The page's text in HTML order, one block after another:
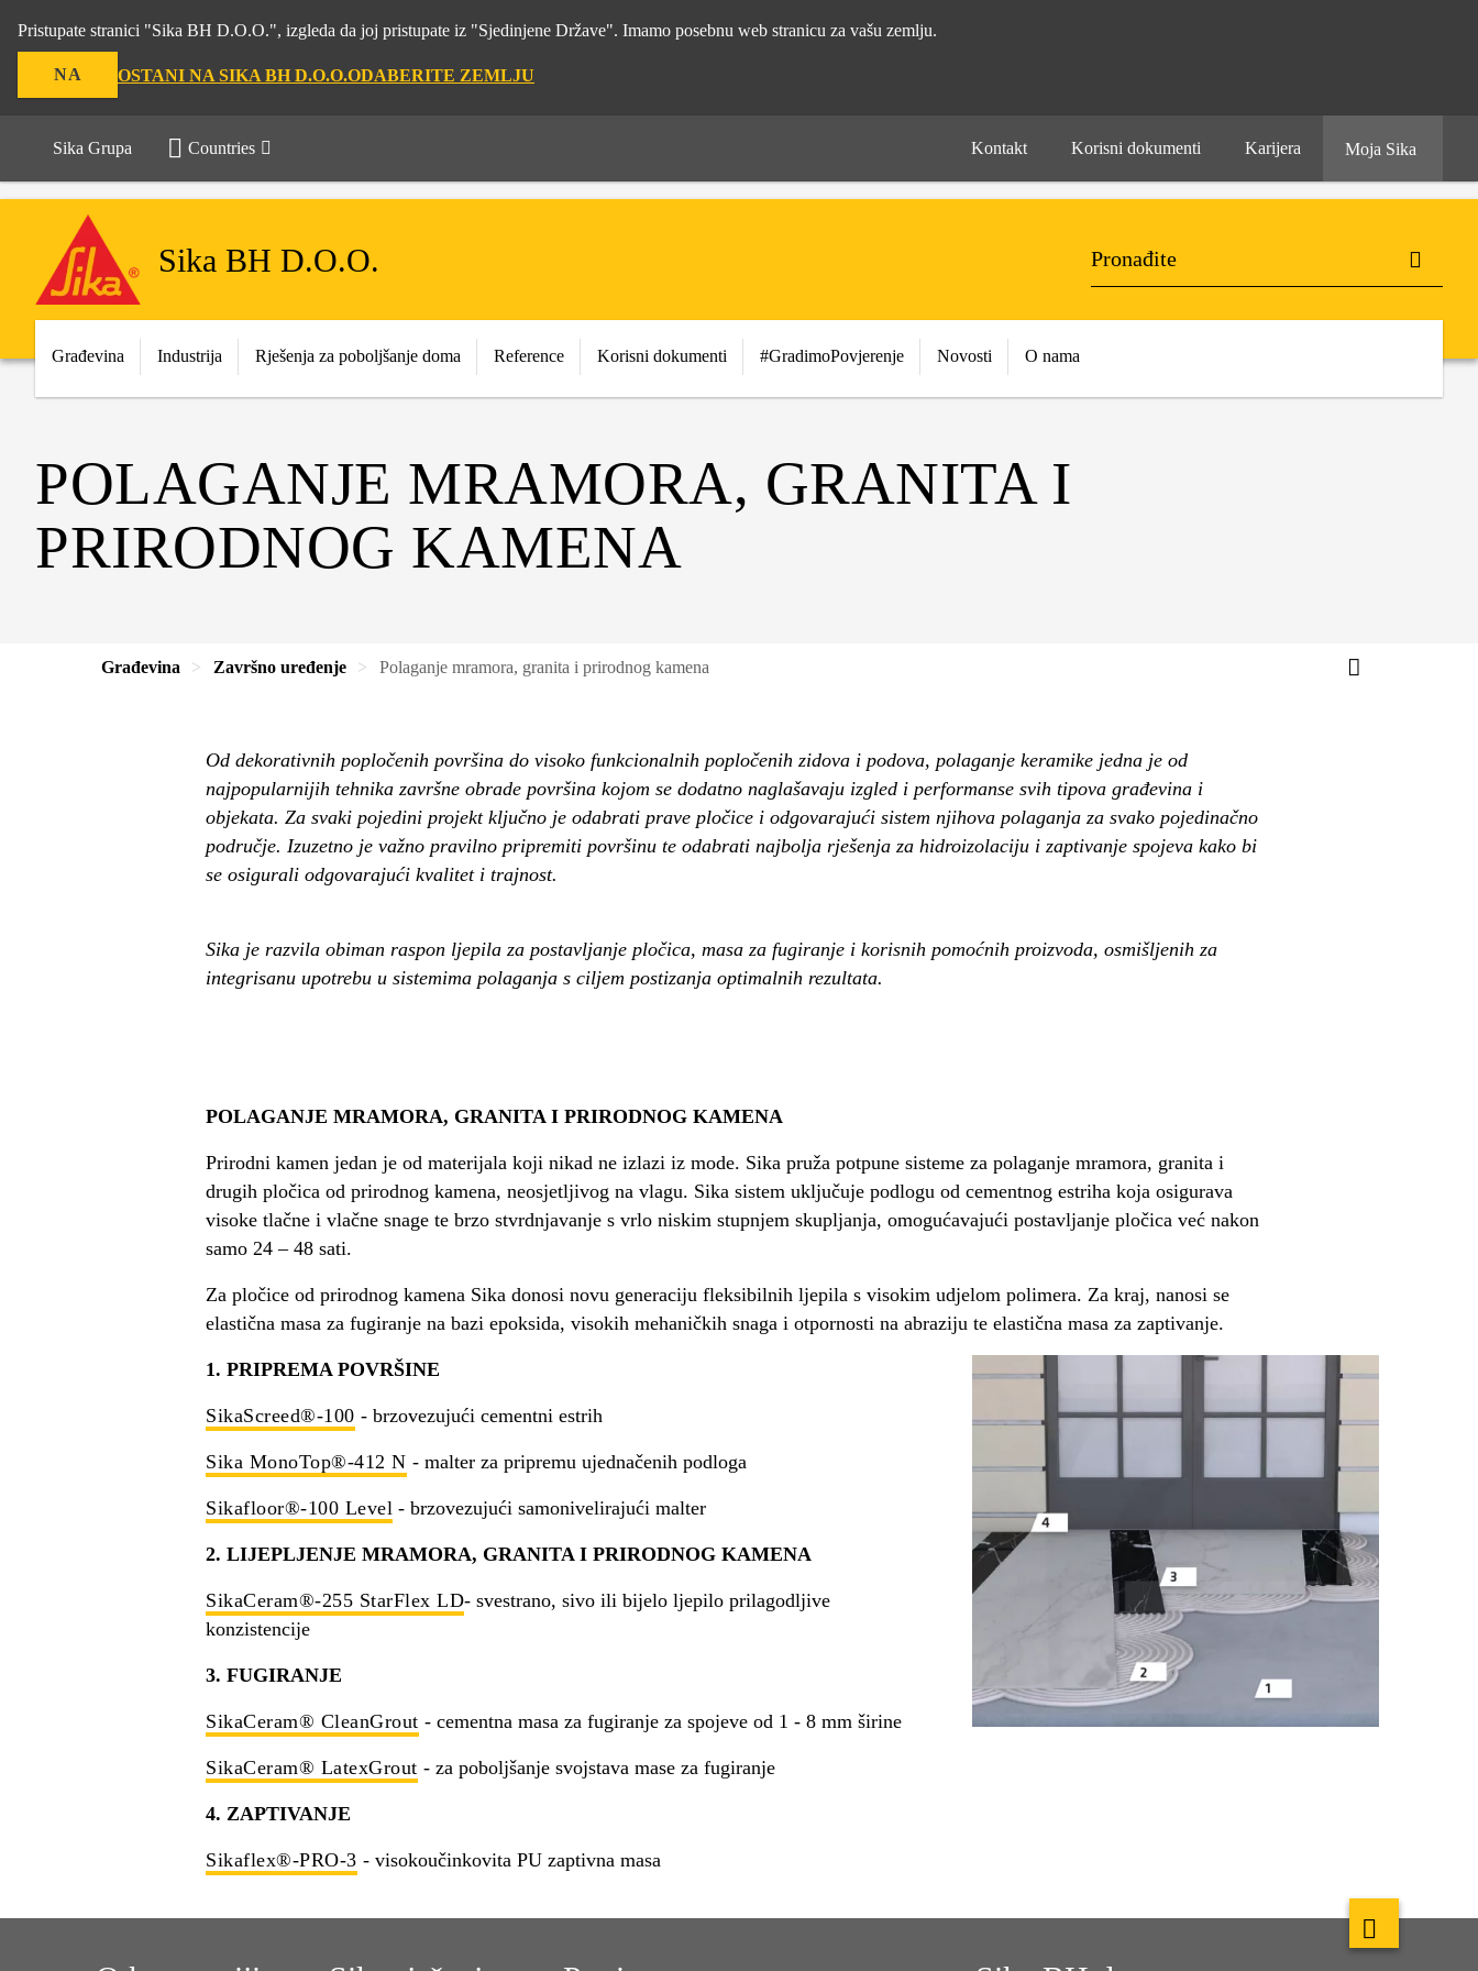
Pristupate stranici "Sika BH D.O.O.", izgleda da joj pristupate iz "Sjedinjene Države". Imamo posebnu web stranicu za vašu zemlju.
NA OSTANI NA SIKA BH D.O.O.ODABERITE ZEMLJU
Sika Grupa Countries Kontakt Korisni dokumenti Karijera Moja Sika
Sika BH D.O.O.
Građevina Industrija Rješenja za poboljšanje doma Reference Korisni dokumenti #GradimoPovjerenje Novosti O nama
POLAGANJE MRAMORA, GRANITA I
PRIRODNOG KAMENA
Građevina Završno uređenje Polaganje mramora, granita i prirodnog kamena
Od dekorativnih popločenih površina do visoko funkcionalnih popločenih zidova i podova, polaganje keramike jedna je od
najpopularnijih tehnika završne obrade površina kojom se dodatno naglašavaju izgled i performanse svih tipova građevina i
objekata. Za svaki pojedini projekt ključno je odabrati prave pločice i odgovarajući sistem njihova polaganja za svako pojedinačno
područje. Izuzetno je važno pravilno pripremiti površinu te odabrati najbolja rješenja za hidroizolaciju i zaptivanje spojeva kako bi
se osigurali odgovarajući kvalitet i trajnost.
Sika je razvila obiman raspon ljepila za postavljanje pločica, masa za fugiranje i korisnih pomoćnih proizvoda, osmišljenih za
integrisanu upotrebu u sistemima polaganja s ciljem postizanja optimalnih rezultata.
POLAGANJE MRAMORA, GRANITA I PRIRODNOG KAMENA
Prirodni kamen jedan je od materijala koji nikad ne izlazi iz mode. Sika pruža potpune sisteme za polaganje mramora, granita i
drugih pločica od prirodnog kamena, neosjetljivog na vlagu. Sika sistem uključuje podlogu od cementnog estriha koja osigurava
visoke tlačne i vlačne snage te brzo stvrdnjavanje s vrlo niskim stupnjem skupljanja, omogućavajući postavljanje pločica već nakon
samo 24 – 48 sati.
Za pločice od prirodnog kamena Sika donosi novu generaciju fleksibilnih ljepila s visokim udjelom polimera. Za kraj, nanosi se
elastična masa za fugiranje na bazi epoksida, visokih mehaničkih snaga i otpornosti na abraziju te elastična masa za zaptivanje.
1. PRIPREMA POVRŠINE
SikaScreed®-100 - brzovezujući cementni estrih
Sika MonoTop®-412 N - malter za pripremu ujednačenih podloga
Sikafloor®-100 Level - brzovezujući samonivelirajući malter
2. LIJEPLJENJE MRAMORA, GRANITA I PRIRODNOG KAMENA
SikaCeram®-255 StarFlex LD- svestrano, sivo ili bijelo ljepilo prilagodljive
konzistencije
3. FUGIRANJE
SikaCeram® CleanGrout - cementna masa za fugiranje za spojeve od 1 - 8 mm širine
SikaCeram® LatexGrout - za poboljšanje svojstava mase za fugiranje
4. ZAPTIVANJE
Sikaflex®-PRO-3 - visokoučinkovita PU zaptivna masa